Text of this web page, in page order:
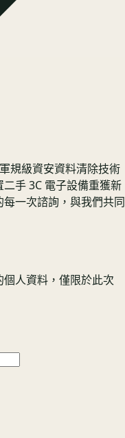
規級資安資料清除技術
手 3C 電子設備重獲新
一次諮詢，與我們共同
人資料，僅限於此次